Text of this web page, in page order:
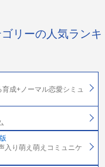
リーの人気ランキ
成+ノーマル恋愛シミュ
入り萌え萌えコミュニケ